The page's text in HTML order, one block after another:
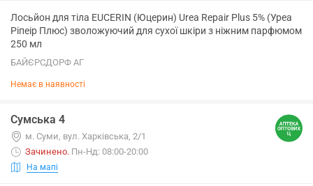
Лосьйон для тіла EUCERIN (Юцерин) Urea Repair Plus 5% (Уреа
Ріпеір Плюс) зволожуючий для сухої шкіри з ніжним парфюмом
250 мл
БАЙЄРСДОРФ АГ
Немає в наявності
Сумська 4
м. Суми, вул. Харківська, 2/1
Зачинено. Пн-Нд: 08:00-20:00
На мапі